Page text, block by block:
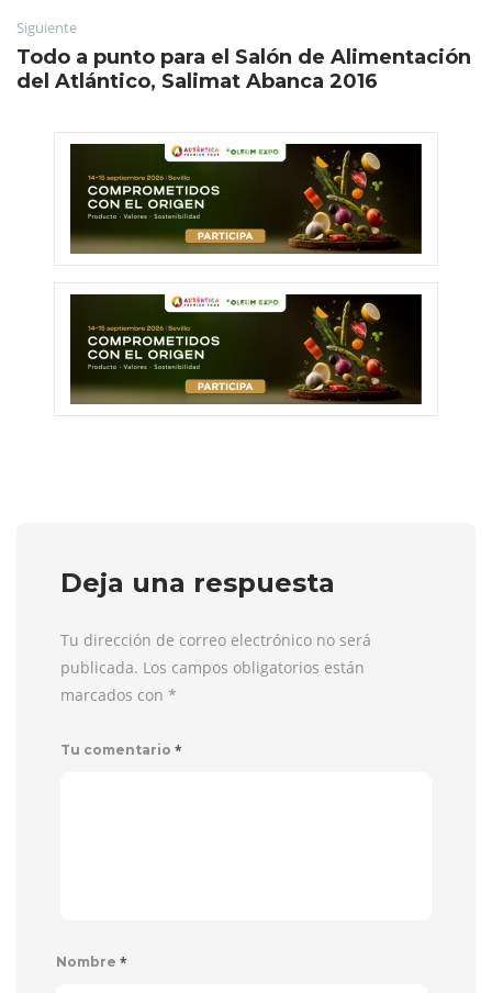
Siguiente
Todo a punto para el Salón de Alimentación
del Atlántico, Salimat Abanca 2016
Deja una respuesta
Tu dirección de correo electrónico no será
publicada. Los campos obligatorios están
marcados con *
Tu comentario *
Nombre *